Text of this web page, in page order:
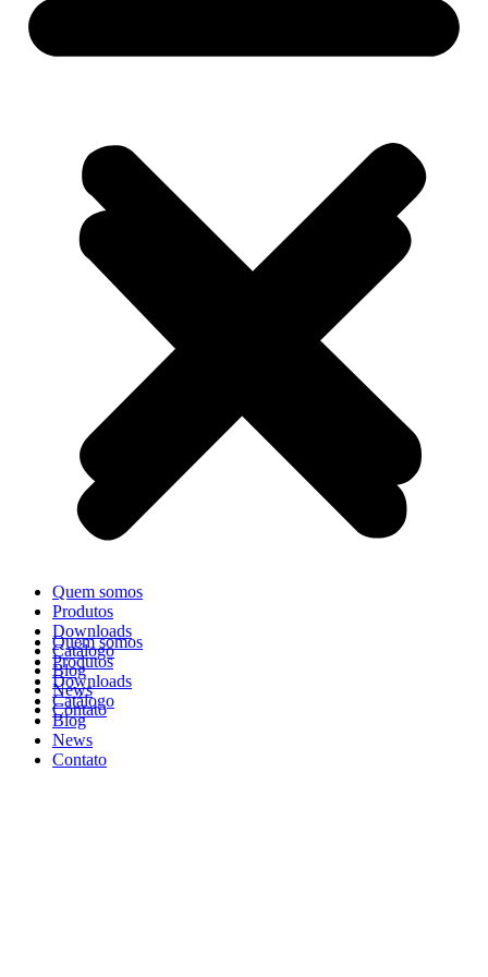
Quem somos
Produtos
Downloads
Catálogo
Blog
News
Contato
Quem somos
Produtos
Downloads
Catálogo
Blog
News
Contato